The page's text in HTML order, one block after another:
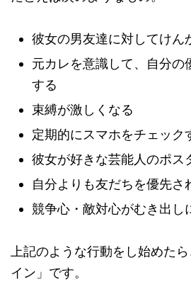
彼女の男友達に対してけん
元カレを意識して、自分の
する
束縛が激しくなる
定期的にスマホをチェック
彼女が好きな芸能人のポス
自分よりも友だちを優先さ
競争心・敵対心がむき出し
上記のような行動をし始めた
イン」です。